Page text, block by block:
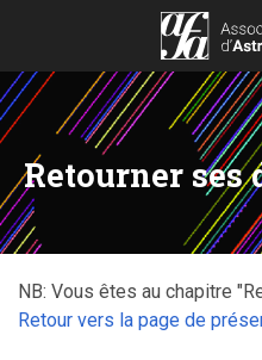
Retourner ses
NB: Vous êtes au chapitre
Retour vers la page de